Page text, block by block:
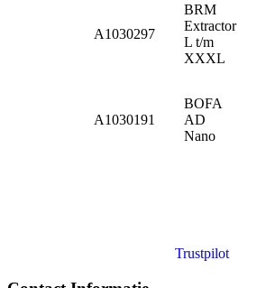
A1030297
BRM
Extractor
L t/m
XXXL
A1030191
BOFA
AD
Nano
Trustpilot